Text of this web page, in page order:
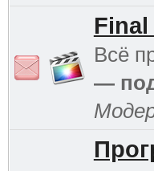
Final
Всё
—